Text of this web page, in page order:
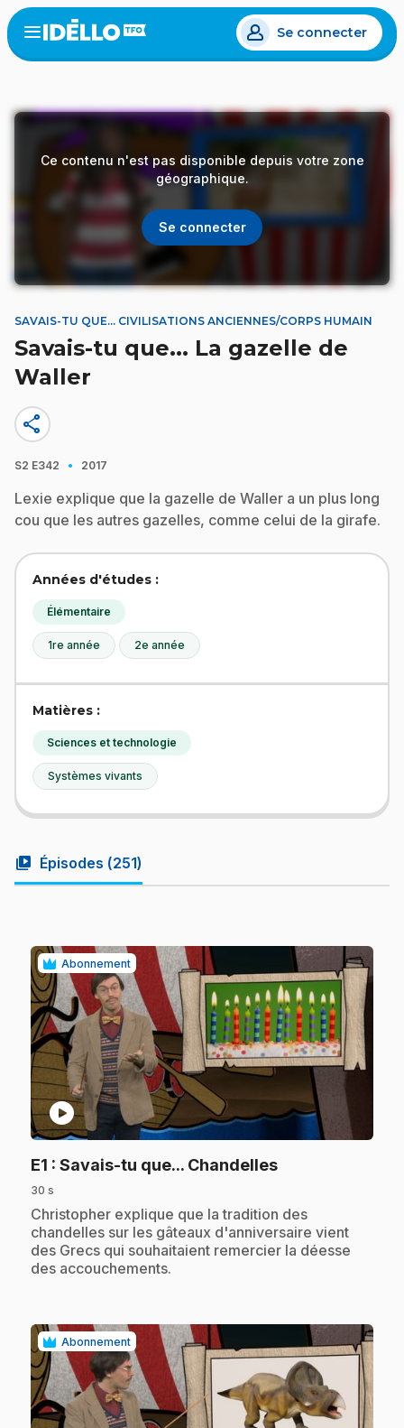
Aller
au
contenu
Open
menu
Se connecter
Ce contenu n'est pas disponible depuis votre zone
géographique.
Se connecter
SAVAIS-TU QUE... CIVILISATIONS ANCIENNES/CORPS HUMAIN
Savais-tu que... La gazelle de
Waller
share
S2 E342 · 2017
Lexie explique que la gazelle de Waller a un plus long
cou que les autres gazelles, comme celui de la girafe.
Années d'études :
Élémentaire
1re année 2e année
Matières :
Sciences et technologie
Systèmes vivants
video_library Épisodes (251)
Abonnement
play_circle
E1 : Savais-tu que... Chandelles.
30 s
.Christopher explique que la tradition des
chandelles sur les gâteaux d'anniversaire vient
des Grecs qui souhaitaient remercier la déesse
des accouchements.
Abonnement